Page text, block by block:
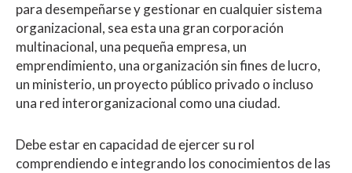
para desempeñarse y gestionar en cualquier sistema
organizacional, sea esta una gran corporación
multinacional, una pequeña empresa, un
emprendimiento, una organización sin fines de lucro,
un ministerio, un proyecto público privado o incluso
una red interorganizacional como una ciudad.
Debe estar en capacidad de ejercer su rol
comprendiendo e integrando los conocimientos de las